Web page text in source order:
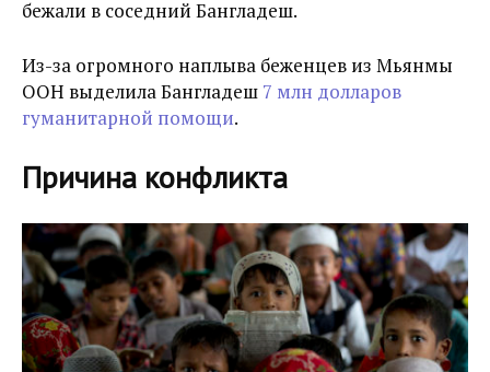
бежали в соседний Бангладеш.
Из-за огромного наплыва беженцев из Мьянмы
ООН выделила Бангладеш 7 млн долларов
гуманитарной помощи.
Причина конфликта